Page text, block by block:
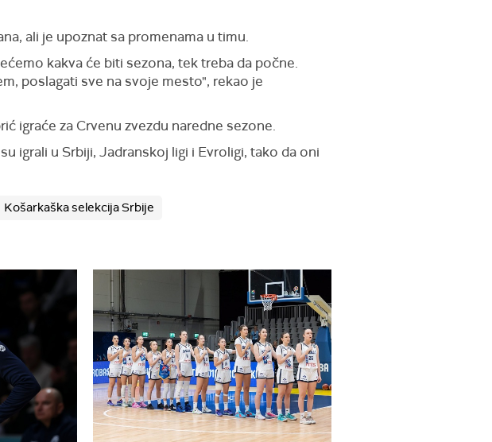
ali je upoznat sa promenama u timu.
kakva će biti sezona, tek treba da počne.
poslagati sve na svoje mesto", rekao je
igraće za Crvenu zvezdu naredne sezone.
igrali u Srbiji, Jadranskoj ligi i Evroligi, tako da oni
Košarkaška selekcija Srbije